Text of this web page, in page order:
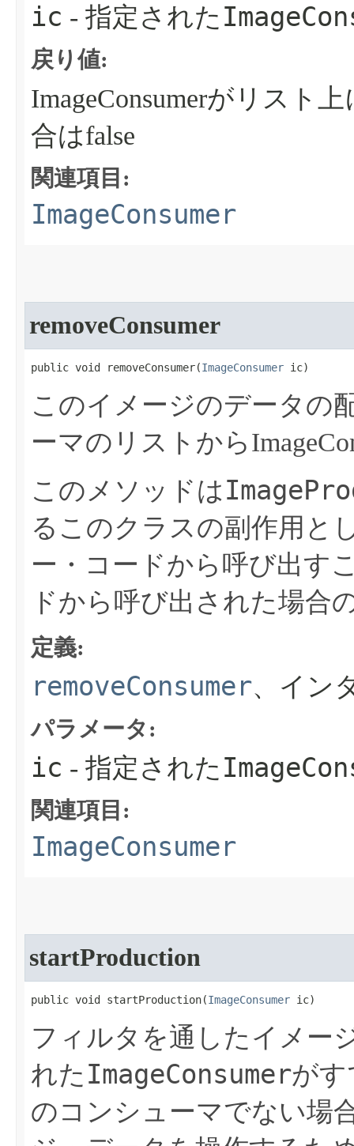
ic - 指定された
戻り値:
ImageConsumerがリスト
合はfalse
関連項目:
ImageConsumer
removeConsumer
public void removeConsumer​(ImageConsumer ic)
このイメージのデータの
ーマのリストから
このメソッドは
るこのクラスの副作用と
ー・コードから呼び出す
ドから呼び出された場合
定義:
removeConsumer、イン
パラメータ:
ic - 指定された
関連項目:
ImageConsumer
startProduction
public void startProduction​(ImageConsumer ic)
フィルタを通したイメー
れた ImageConsumerが
のコンシューマでない場